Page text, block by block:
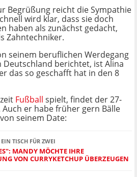
Begrüßung reicht die Sympathie
wird klar, dass sie doch
haben als zunächst gedacht,
Zahntechniker.
seinem beruflichen Werdegang
Deutschland berichtet, ist Alina
das so geschafft hat in den 8
Fußball spielt, findet der 27-
er habe früher gern Bälle
seinem Date:
TISCH FÜR ZWEI
MANDY MÖCHTE IHRE
VON CURRYKETCHUP ÜBERZEUGEN